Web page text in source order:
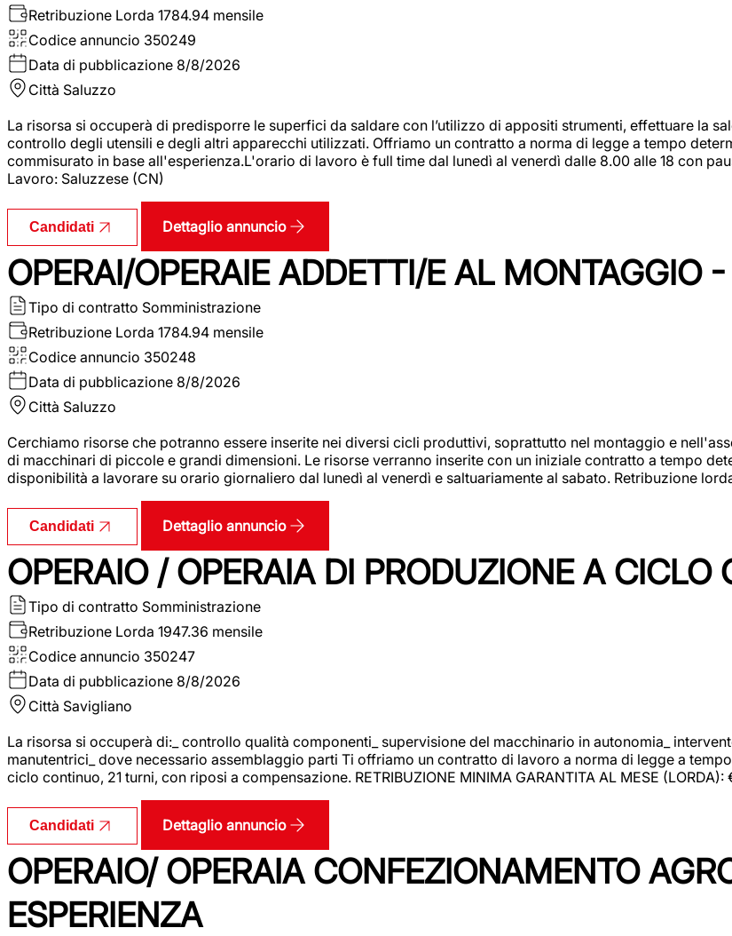
Retribuzione Lorda 1784.94 mensile
Codice annuncio 350249
Data di pubblicazione 8/8/2026
Città Saluzzo
La risorsa si occuperà di predisporre le superfici da saldare con l’utilizzo di appositi strumenti, effettuare la
controllo degli utensili e degli altri apparecchi utilizzati. Offriamo un contratto a norma di legge a tempo
commisurato in base all'esperienza.L'orario di lavoro è full time dal lunedì al venerdì dalle 8.00 alle 18 con
Lavoro: Saluzzese (CN)
Candidati Dettaglio annuncio
OPERAI/OPERAIE ADDETTI/E AL MONTAGGIO
Tipo di contratto Somministrazione
Retribuzione Lorda 1784.94 mensile
Codice annuncio 350248
Data di pubblicazione 8/8/2026
Città Saluzzo
Cerchiamo risorse che potranno essere inserite nei diversi cicli produttivi, soprattutto nel montaggio e
di macchinari di piccole e grandi dimensioni. Le risorse verranno inserite con un iniziale contratto a tempo
disponibilità a lavorare su orario giornaliero dal lunedì al venerdì e saltuariamente al sabato. Retribuzione
Candidati Dettaglio annuncio
OPERAIO / OPERAIA DI PRODUZIONE A
Tipo di contratto Somministrazione
Retribuzione Lorda 1947.36 mensile
Codice annuncio 350247
Data di pubblicazione 8/8/2026
Città Savigliano
La risorsa si occuperà di:_ controllo qualità componenti_ supervisione del macchinario in autonomia_
manutentrici_ dove necessario assemblaggio parti Ti offriamo un contratto di lavoro a norma di legge a
ciclo continuo, 21 turni, con riposi a compensazione. RETRIBUZIONE MINIMA GARANTITA AL MESE
Candidati Dettaglio annuncio
OPERAIO/ OPERAIA CONFEZIONAMENTO
ESPERIENZA